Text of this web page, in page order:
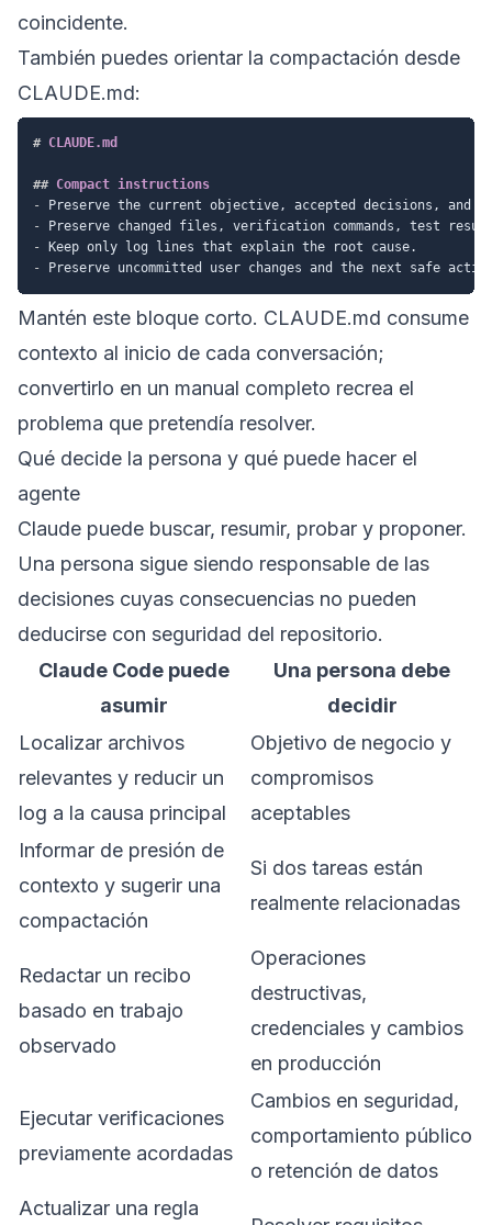
coincidente.
También puedes orientar la compactación desde
CLAUDE.md:
# CLAUDE.md
## Compact instructions
-
-
-
-
Mantén este bloque corto. CLAUDE.md consume
contexto al inicio de cada conversación;
convertirlo en un manual completo recrea el
problema que pretendía resolver.
Qué decide la persona y qué puede hacer el
agente
Claude puede buscar, resumir, probar y proponer.
Una persona sigue siendo responsable de las
decisiones cuyas consecuencias no pueden
deducirse con seguridad del repositorio.
Claude Code puede
asumir
Una persona debe
decidir
Localizar archivos
relevantes y reducir un
log a la causa principal
Objetivo de negocio y
compromisos
aceptables
Informar de presión de
contexto y sugerir una
compactación
Si dos tareas están
realmente relacionadas
Redactar un recibo
basado en trabajo
observado
Operaciones
destructivas,
credenciales y cambios
en producción
Ejecutar verificaciones
previamente acordadas
Cambios en seguridad,
comportamiento público
o retención de datos
Actualizar una regla